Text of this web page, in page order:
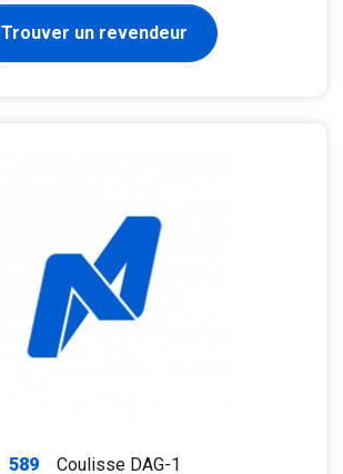
Trouver un revendeur
589
Coulisse DAG-1